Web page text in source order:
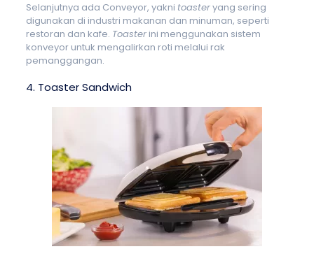
Selanjutnya ada Conveyor, yakni toasteryang sering
digunakan di industri makanan dan minuman, seperti
restoran dan kafe. Toasterini menggunakan sistem
konveyor untuk mengalirkan roti melalui rak
pemanggangan.
4. Toaster Sandwich